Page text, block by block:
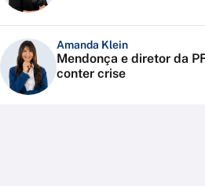
Amanda Klein
Mendonça e diretor da
conter crise